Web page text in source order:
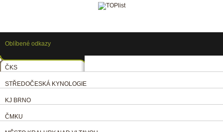
Oblíbené odkazy
ČKS
STŘEDOČESKÁ KYNOLOGIE
KJ BRNO
ČMKU